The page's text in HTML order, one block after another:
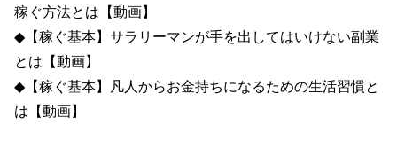
稼ぐ方法とは【動画】
◆【稼ぐ基本】サラリーマンが手を出してはいけない副業
とは【動画】
◆【稼ぐ基本】凡人からお金持ちになるための生活習慣と
は【動画】